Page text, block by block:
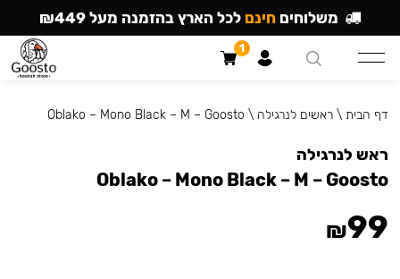
דף הבית \ראשים לנרגילה \
Oblako – Mono Black – M – Goosto
ראש לנרגילה
Oblako – Mono Black – M – Goosto
₪99
משלוחים חינם לכל הארץ בהזמנה מעל ₪449
1